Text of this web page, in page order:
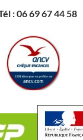
: 06 69 67 44 58